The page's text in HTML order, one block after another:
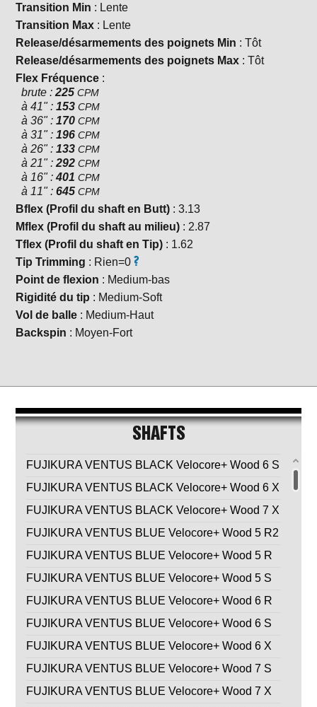
Transition Min : Lente
Transition Max : Lente
Release/désarmements des poignets Min : Tôt
Release/désarmements des poignets Max : Tôt
Flex Fréquence :
brute :225 CPM
à 41" :153 CPM
à 36" :170 CPM
à 31" :196 CPM
à 26" :133 CPM
à 21" :292 CPM
à 16" :401 CPM
à 11" :645 CPM
Bflex (Profil du shaft en Butt) : 3.13
Mflex (Profil du shaft au milieu) : 2.87
Tflex (Profil du shaft en Tip) : 1.62
Tip Trimming : Rien=0
Point de flexion : Medium-bas
Rigidité du tip : Medium-Soft
Vol de balle : Medium-Haut
Backspin : Moyen-Fort
SHAFTS
FUJIKURA VENTUS BLACK Velocore+ Wood 6 S
FUJIKURA VENTUS BLACK Velocore+ Wood 6 X
FUJIKURA VENTUS BLACK Velocore+ Wood 7 X
FUJIKURA VENTUS BLUE Velocore+ Wood 5 R2
FUJIKURA VENTUS BLUE Velocore+ Wood 5 R
FUJIKURA VENTUS BLUE Velocore+ Wood 5 S
FUJIKURA VENTUS BLUE Velocore+ Wood 6 R
FUJIKURA VENTUS BLUE Velocore+ Wood 6 S
FUJIKURA VENTUS BLUE Velocore+ Wood 6 X
FUJIKURA VENTUS BLUE Velocore+ Wood 7 S
FUJIKURA VENTUS BLUE Velocore+ Wood 7 X